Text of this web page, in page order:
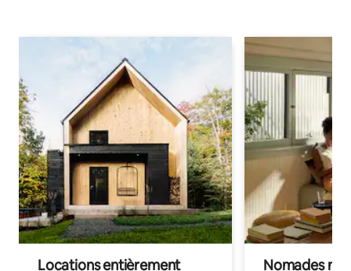
Locations entièrement Nomades